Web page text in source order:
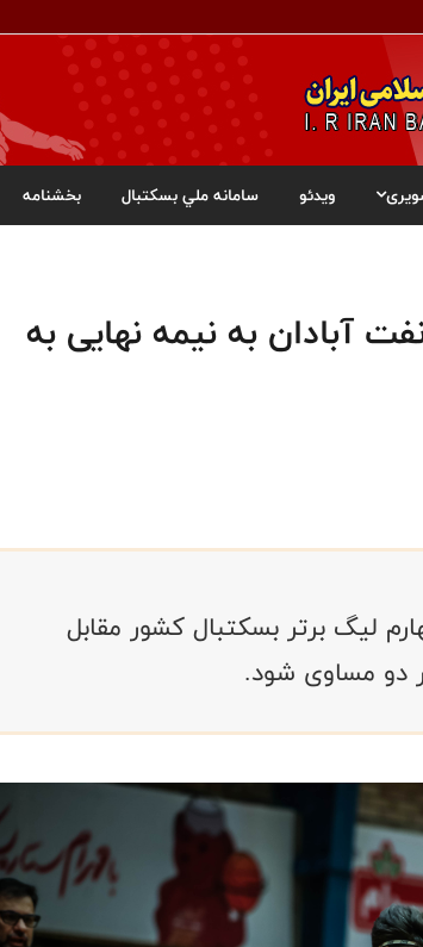
ویدئو سامانه ملي بسکتبال بخشنامه
آبادان به نیمه نهایی به
لیگ برتر بسکتبال کشور مقابل
دو‌ مساوی شود.